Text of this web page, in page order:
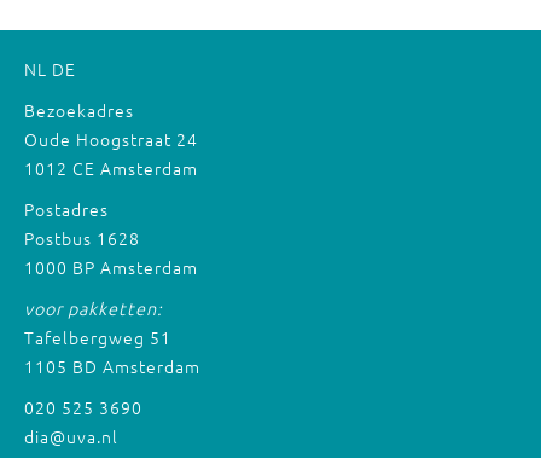
NL DE
Bezoekadres
Oude Hoogstraat 24
1012 CE Amsterdam
Postadres
Postbus 1628
1000 BP Amsterdam
voor pakketten:
Tafelbergweg 51
1105 BD Amsterdam
020 525 3690
dia@uva.nl